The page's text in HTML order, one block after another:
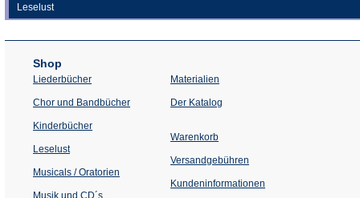
Leselust
Shop
Liederbücher
Chor und Bandbücher
Kinderbücher
Leselust
Musicals / Oratorien
Musik und CD´s
Materialien
Der Katalog
Warenkorb
Versandgebühren
Kundeninformationen